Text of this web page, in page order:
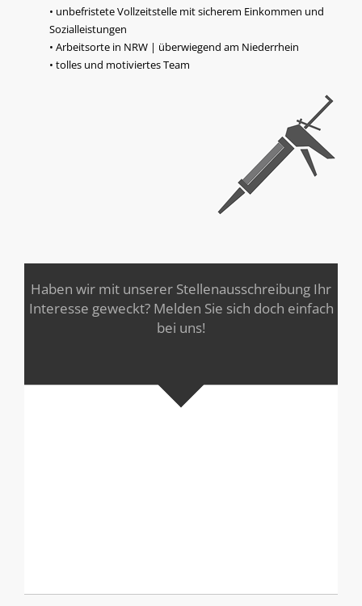
• unbefristete Vollzeitstelle mit sicherem Einkommen und
Sozialleistungen
• Arbeitsorte in NRW | überwiegend am Niederrhein
• tolles und motiviertes Team
Haben wir mit unserer Stellenausschreibung Ihr
Interesse geweckt? Melden Sie sich doch einfach
bei uns!